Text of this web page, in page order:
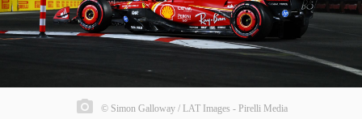
© Simon Galloway / LAT Images - Pirelli Media